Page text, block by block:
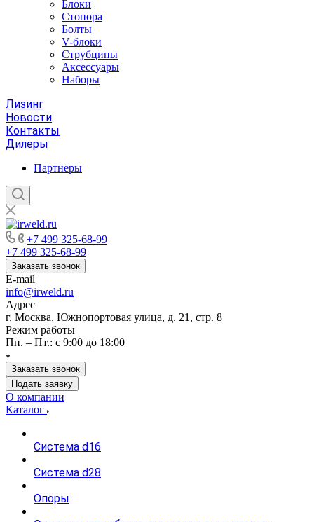
Блоки
Стопора
Болты
V-блоки
Струбцины
Аксессуары
Наборы
Лизинг
Новости
Контакты
Дилеры
Партнеры
+7 499 325-68-99
+7 499 325-68-99
Заказать звонок
E-mail
info@irweld.ru
Адрес
г. Москва, Южнопортовая улица, д. 21, стр. 8
Режим работы
Пн. – Пт.: с 9:00 до 18:00
Заказать звонок
Подать заявку
О компании
Каталог
Система d16
Система d28
Опоры